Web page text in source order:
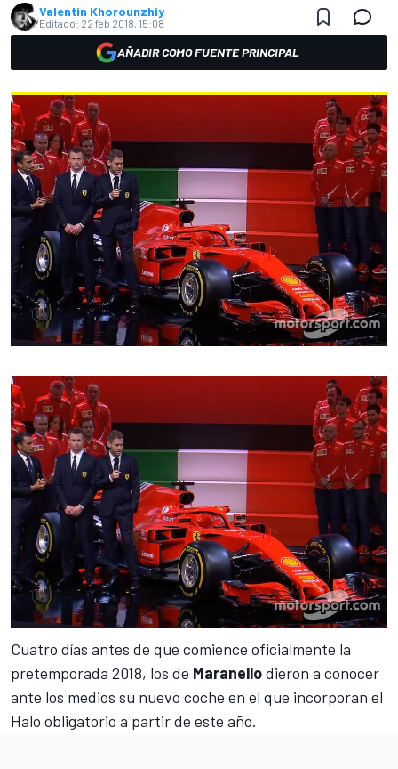
Valentin Khorounzhiy
Editado: 22 feb 2018, 15:08
AÑADIR COMO FUENTE PRINCIPAL
Cuatro días antes de que comience oficialmente la
pretemporada 2018, los de Maranellodieron a conocer
ante los medios su nuevo coche en el que incorporan el
Halo obligatorio a partir de este año.